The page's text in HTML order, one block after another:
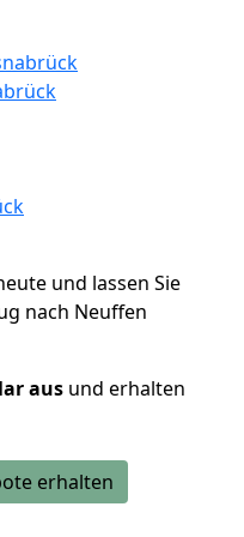
und lassen Sie
nach Neuffen
aus und erhalten
erhalten